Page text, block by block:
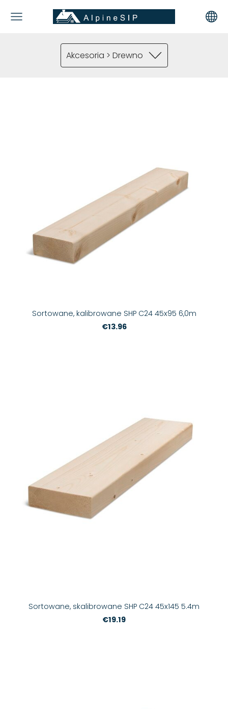
Akcesoria > Drewno
Sortowane, kalibrowane SHP C24 45x95 6,0m
€13.96
Sortowane, skalibrowane SHP C24 45x145 5.4m
€19.19